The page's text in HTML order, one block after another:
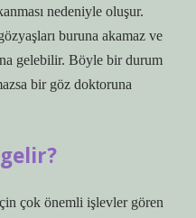
nedeniyle oluşur.
buruna akamaz ve
gelebilir. Böyle bir durum
bir göz doktoruna
çok önemli işlevler gören